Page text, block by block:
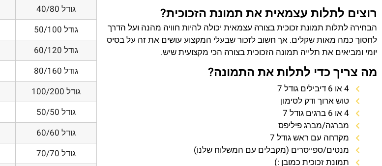
רוצים לתלות עצמאית את תמונת הזכוכית?
הבחירה לתלות תמונת זכוכית בצורה עצמאית יכולה להיות חוויה מהנה ועל הדרך
לחסוך כמה מאות שקלים. אך חשוב לזכור שבעלי המקצוע עושים את זה על בסיס
יומי ומביאים את תלייה תמונה הזכוכית בצורה הכי מקצועית שיש.
מה צריך כדי לתלות את התמונה?
4 או 6 דיבילים גודל 7
טוש ארוך ודק לסימון
4 או 6 ברגים גודל 7
מברגה/מברג פיליפס
מקדחה עם ראש גודל 7
מנטים/ספייסרים (מקבלים עם המשלוח שלנו)
תמונת זכוכית כמובן :)
גודל 40/80
גודל 50/100
גודל 60/120
גודל 80/160
גודל 100/200
גודל 50/50
גודל 60/60
גודל 70/70